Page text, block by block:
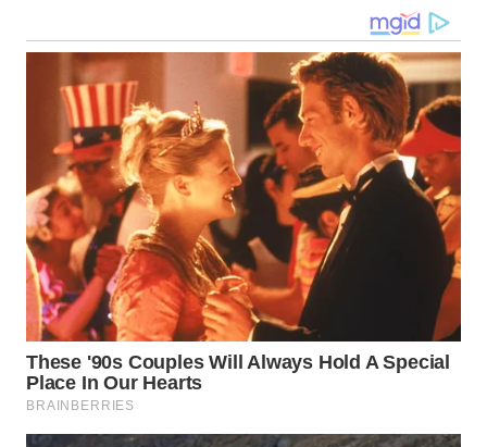
KALTENG
WN
KALTARA
WN
KALSEL
WN
KALTIM
SULSEL
WN